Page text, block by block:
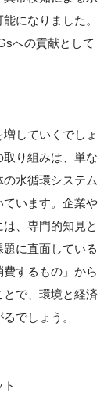
になりました。
への貢献として
していくでしょ
り組みは、単な
水循環システム
ています。企業や
、専門的知見と
に直面している
するもの」から
とで、環境と経済
でしょう。